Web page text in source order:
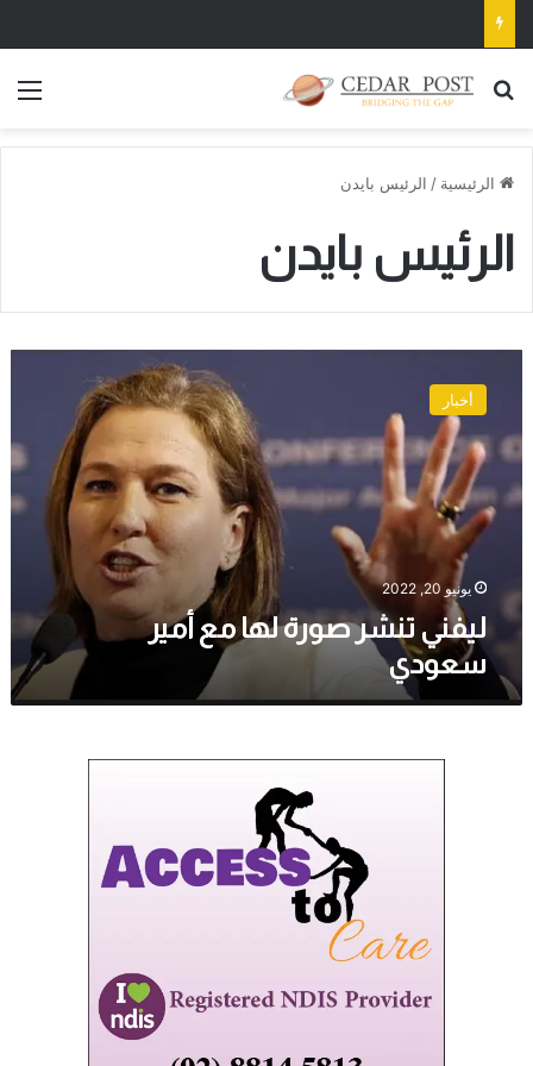
بحث عن
الرئيسية / الرئيس بايدن
الرئيس بايدن
لها
مع
أمير
سعودي
أخبار
يونيو 20, 2022
ليفني تنشر صورة لها مع أمير
سعودي